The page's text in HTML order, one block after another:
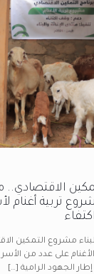
الاقتصادي..
تربية أغنام
مشروع التمكين
على عدد من
الجهود الرامية […]